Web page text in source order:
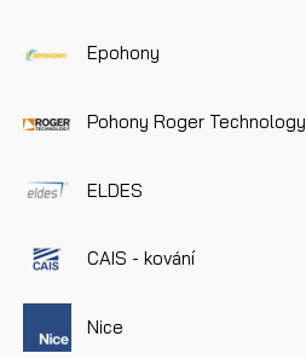
Epohony
Pohony Roger Technology
ELDES
CAIS - kování
Nice